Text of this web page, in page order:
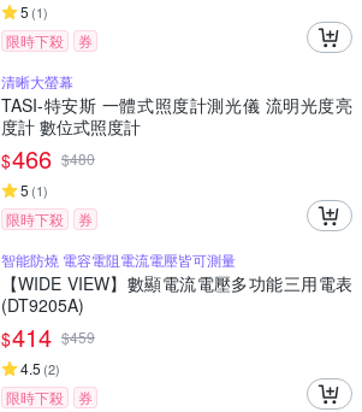
5 (1)
限時下殺
券
清晰大螢幕
TASI-特安斯 一體式照度計測光儀 流明光度亮
度計 數位式照度計
$466 $480
5 (1)
限時下殺 券
智能防燒 電容電阻電流電壓皆可測量
【WIDE VIEW】數顯電流電壓多功能三用電表
(DT9205A)
$414 $459
4.5 (2)
限時下殺 券